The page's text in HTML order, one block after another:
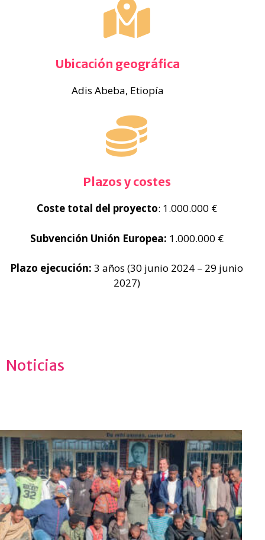
Ubicación geográfica
Adis Abeba, Etiopía
Plazos y costes
Coste total del proyecto: 1.000.000 €
Subvención Unión Europea: 1.000.000 €
Plazo ejecución: 3 años (30 junio 2024 – 29 junio
2027)
Noticias